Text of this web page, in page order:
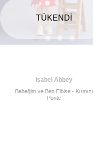
TÜKENDI
Isabel Abbey
Bebeğim ve Ben Elbise - Kırmızı
Ponte